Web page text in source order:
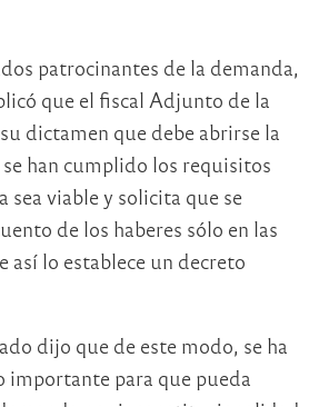
patrocinantes de la demanda,
que el fiscal Adjunto de la
dictamen que debe abrirse la
han cumplido los requisitos
sea viable y solicita que se
de los haberes sólo en las
así lo establece un decreto
dijo que de este modo, se ha
importante para que pueda